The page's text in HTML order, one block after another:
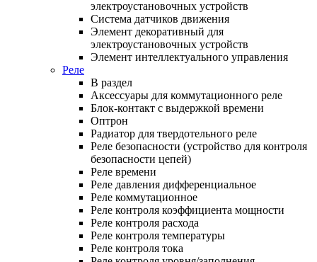
электроустановочных устройств
Система датчиков движения
Элемент декоративный для
электроустановочных устройств
Элемент интеллектуального управления
Реле
В раздел
Аксессуары для коммутационного реле
Блок-контакт с выдержкой времени
Оптрон
Радиатор для твердотельного реле
Реле безопасности (устройство для контроля
безопасности цепей)
Реле времени
Реле давления дифференциальное
Реле коммутационное
Реле контроля коэффициента мощности
Реле контроля расхода
Реле контроля температуры
Реле контроля тока